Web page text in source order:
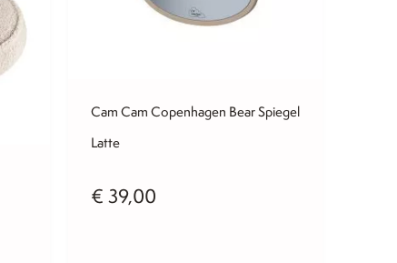
Cam Cam Copenhagen Bear Spiegel
Latte
€ 39,00